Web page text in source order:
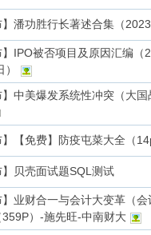
】潘功胜行长著述合集（2023
】IPO被否项目及原因汇编
】中美爆发系统性冲突（大
】【免费】防疫屯菜大全（
】贝壳面试题SQL测试
】业财合一与会计大变革（
359P）-施先旺-中南财大